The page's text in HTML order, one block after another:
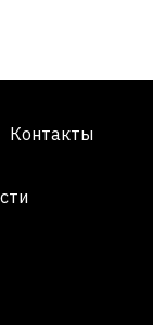
Контакты